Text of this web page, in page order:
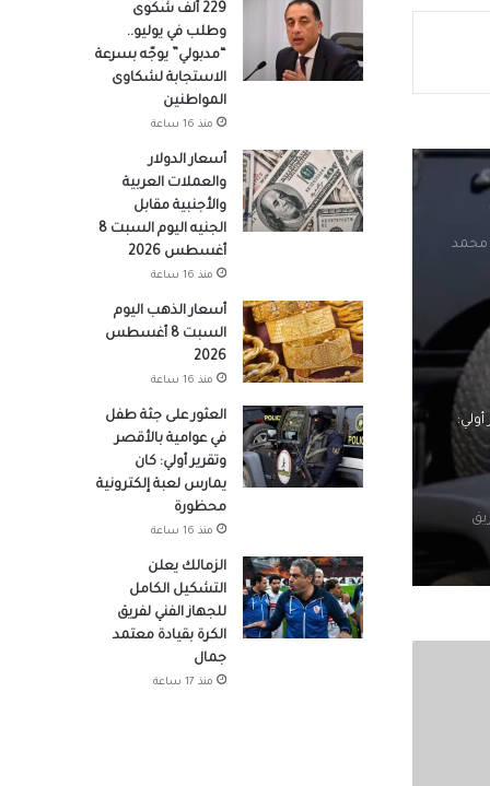
محمد
229 ألف شكوى
وطلب في يوليو..
“مدبولي” يوجّه بسرعة
الاستجابة لشكاوى
المواطنين
منذ 16 ساعة
أسعار الدولار
والعملات العربية
والأجنبية مقابل
الجنيه اليوم السبت 8
أغسطس 2026
منذ 16 ساعة
أسعار الذهب اليوم
السبت 8 أغسطس
2026
منذ 16 ساعة
العثور على جثة طفل
في عوامية بالأقصر
وتقرير أولي: كان
يمارس لعبة إلكترونية
محظورة
منذ 16 ساعة
الزمالك يعلن
التشكيل الكامل
للجهاز الفني لفريق
الكرة بقيادة معتمد
جمال
منذ 17 ساعة